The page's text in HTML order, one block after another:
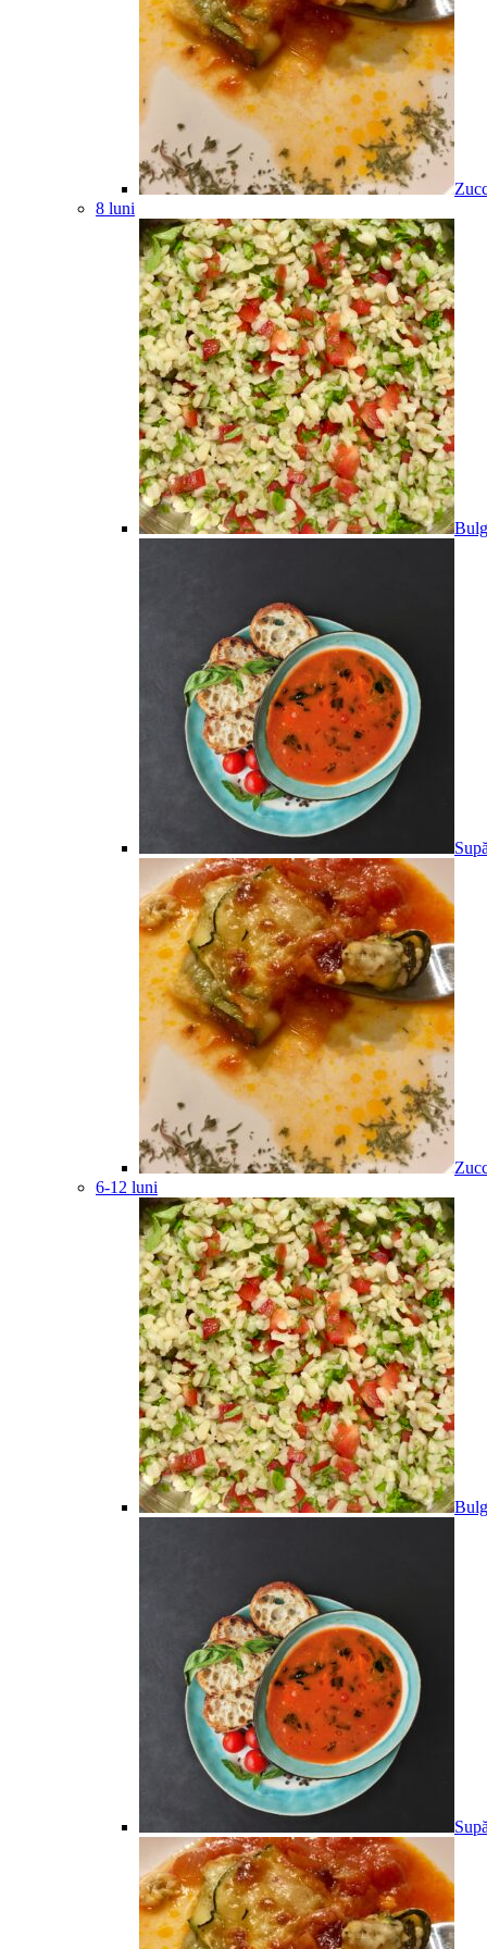
8 luni
6-12 luni